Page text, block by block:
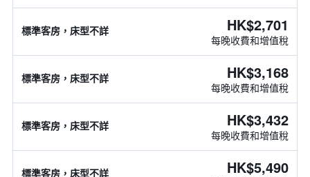
標準客房，床型不詳 HK$2,701
每晚收費和增值稅
標準客房，床型不詳 HK$3,168
每晚收費和增值稅
標準客房，床型不詳 HK$3,432
每晚收費和增值稅
標準客房，床型不詳 HK$5,490